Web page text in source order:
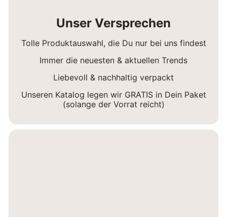
Unser Versprechen
Tolle Produktauswahl, die Du nur bei uns findest
Immer die neuesten & aktuellen Trends
Liebevoll & nachhaltig verpackt
Unseren Katalog legen wir GRATIS in Dein Paket
(solange der Vorrat reicht)